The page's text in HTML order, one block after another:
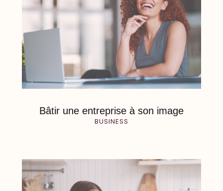
Bâtir une entreprise à son image
BUSINESS